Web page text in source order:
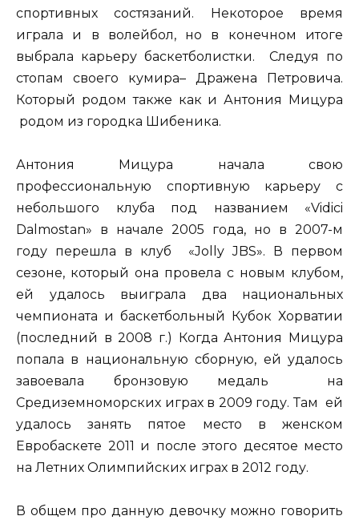
спортивных состязаний. Некоторое время
играла и в волейбол, но в конечном итоге
выбрала карьеру баскетболистки. Следуя по
стопам своего кумира– Дражена Петровича.
Который родом также как и Антония Мицура
родом из городка Шибеника.
Антония Мицура начала свою
профессиональную спортивную карьеру с
небольшого клуба под названием «Vidici
Dalmostan» в начале 2005 года, но в 2007-м
году перешла в клуб «Jolly JBS». В первом
сезоне, который она провела с новым клубом,
ей удалось выиграла два национальных
чемпионата и баскетбольный Кубок Хорватии
(последний в 2008 г.) Когда Антония Мицура
попала в национальную сборную, ей удалось
завоевала бронзовую медаль на
Средиземноморских играх в 2009 году. Там ей
удалось занять пятое место в женском
Евробаскете 2011 и после этого десятое место
на Летних Олимпийских играх в 2012 году.
В общем про данную девочку можно говорить